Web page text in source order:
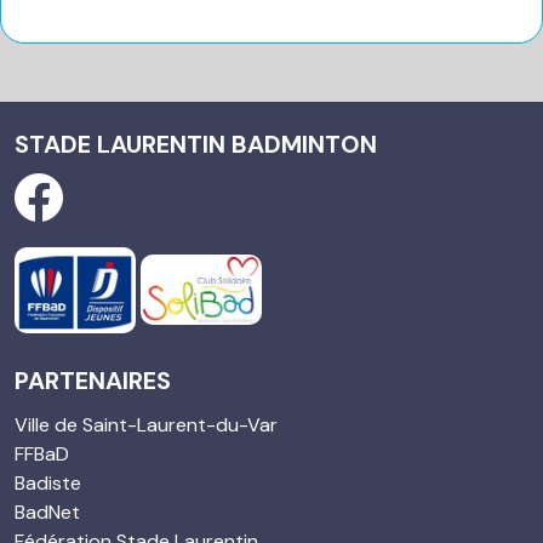
STADE LAURENTIN BADMINTON
PARTENAIRES
Ville de Saint-Laurent-du-Var
FFBaD
Badiste
BadNet